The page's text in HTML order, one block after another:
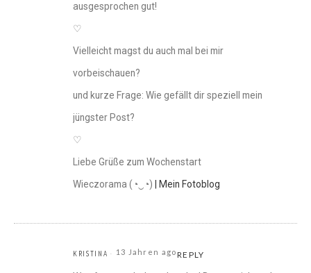
ausgesprochen gut!
♡
Vielleicht magst du auch mal bei mir
vorbeischauen?
und kurze Frage: Wie gefällt dir speziell mein
jüngster Post?
♡
Liebe Grüße zum Wochenstart
Wieczorama (◔‿◔)
| Mein Fotoblog
KRISTINA 13 Jahren agoREPLY